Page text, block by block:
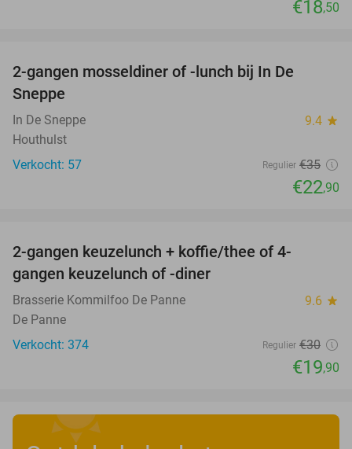
€18,50
2-gangen mosseldiner of -lunch bij In De
Sneppe
In De Sneppe 9.4 star
Houthulst
Verkocht: 57
Regulier €35
€22,90
2-gangen keuzelunch + koffie/thee of 4-
gangen keuzelunch of -diner
Brasserie Kommilfoo De Panne 9.6 star
De Panne
Verkocht: 374
Regulier €30
€19,90